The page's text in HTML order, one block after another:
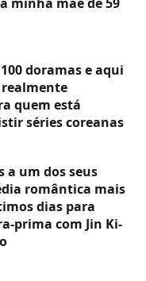
doramas e aqui
realmente
quem está
séries coreanas
a um dos seus
romântica mais
dias para
prima com Jin Ki-